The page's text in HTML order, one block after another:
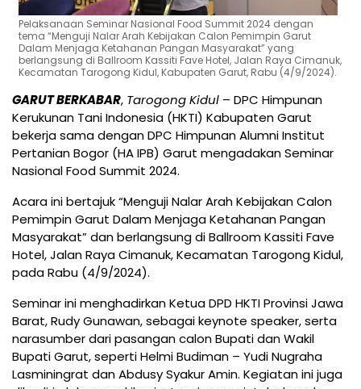
Pelaksanaan Seminar Nasional Food Summit 2024 dengan
tema “Menguji Nalar Arah Kebijakan Calon Pemimpin Garut
Dalam Menjaga Ketahanan Pangan Masyarakat” yang
berlangsung di Ballroom Kassiti Fave Hotel, Jalan Raya Cimanuk,
Kecamatan Tarogong Kidul, Kabupaten Garut, Rabu (4/9/2024).
GARUT BERKABAR, Tarogong Kidul – DPC Himpunan
Kerukunan Tani Indonesia (HKTI) Kabupaten Garut
bekerja sama dengan DPC Himpunan Alumni Institut
Pertanian Bogor (HA IPB) Garut mengadakan Seminar
Nasional Food Summit 2024.
Acara ini bertajuk “Menguji Nalar Arah Kebijakan Calon
Pemimpin Garut Dalam Menjaga Ketahanan Pangan
Masyarakat” dan berlangsung di Ballroom Kassiti Fave
Hotel, Jalan Raya Cimanuk, Kecamatan Tarogong Kidul,
pada Rabu (4/9/2024).
Seminar ini menghadirkan Ketua DPD HKTI Provinsi Jawa
Barat, Rudy Gunawan, sebagai keynote speaker, serta
narasumber dari pasangan calon Bupati dan Wakil
Bupati Garut, seperti Helmi Budiman – Yudi Nugraha
Lasminingrat dan Abdusy Syakur Amin. Kegiatan ini juga